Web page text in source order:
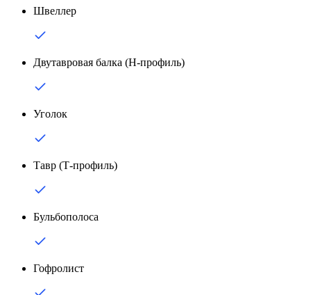
Швеллер
Двутавровая балка (Н-профиль)
Уголок
Тавр (Т-профиль)
Бульбополоса
Гофролист